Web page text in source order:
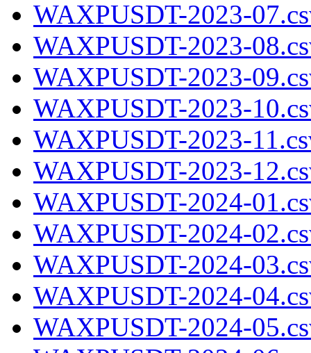
WAXPUSDT-2023-
WAXPUSDT-2023-
WAXPUSDT-2023-
WAXPUSDT-2023-
WAXPUSDT-2023-
WAXPUSDT-2023-
WAXPUSDT-2024-
WAXPUSDT-2024-
WAXPUSDT-2024-
WAXPUSDT-2024-
WAXPUSDT-2024-